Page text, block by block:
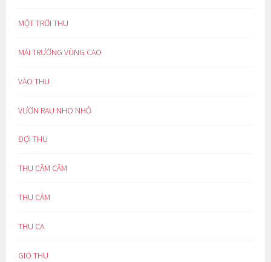
MỘT TRỜI THU
MÁI TRƯỜNG VÙNG CAO
VÀO THU
VƯỜN RAU NHO NHỎ
ĐỢI THU
THU CĂM CĂM
THU CẢM
THU CA
GIÓ THU